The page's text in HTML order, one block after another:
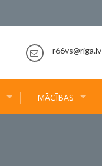
r66vs@riga.lv
MĀCĪBAS